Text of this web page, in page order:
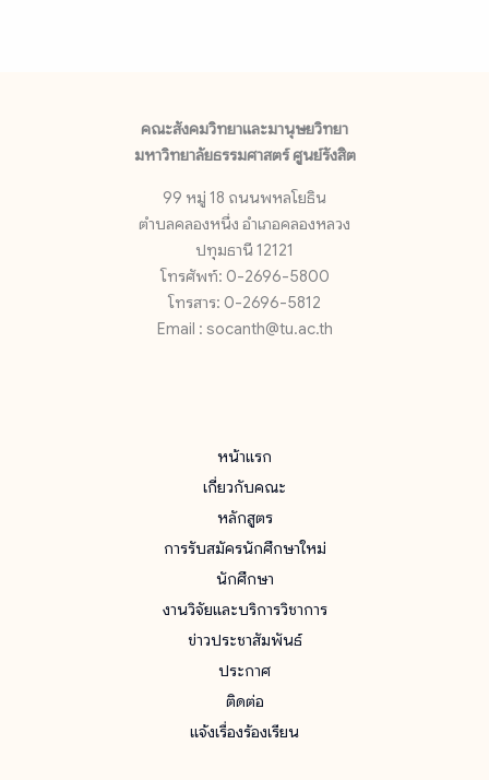
คณะสังคมวิทยาและมานุษยวิทยา
มหาวิทยาลัยธรรมศาสตร์ ศูนย์รังสิต
99 หมู่ 18 ถนนพหลโยธิน
ตำบลคลองหนึ่ง อำเภอคลองหลวง
ปทุมธานี 12121
โทรศัพท์: 0-2696-5800
โทรสาร: 0-2696-5812
Email : socanth@tu.ac.th
หน้าแรก
เกี่ยวกับคณะ
หลักสูตร
การรับสมัครนักศึกษาใหม่
นักศึกษา
งานวิจัยและบริการวิชาการ
ข่าวประชาสัมพันธ์
ประกาศ
ติดต่อ
แจ้งเรื่องร้องเรียน